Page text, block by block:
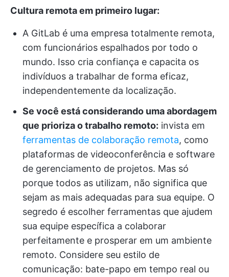
Cultura remota em primeiro lugar:
A GitLab é uma empresa totalmente remota,
com funcionários espalhados por todo o
mundo. Isso cria confiança e capacita os
indivíduos a trabalhar de forma eficaz,
independentemente da localização.
Se você está considerando uma abordagem
que prioriza o trabalho remoto: invista em
ferramentas de colaboração remota, como
plataformas de videoconferência e software
de gerenciamento de projetos. Mas só
porque todos as utilizam, não significa que
sejam as mais adequadas para sua equipe. O
segredo é escolher ferramentas que ajudem
sua equipe específica a colaborar
perfeitamente e prosperar em um ambiente
remoto. Considere seu estilo de
comunicação: bate-papo em tempo real ou